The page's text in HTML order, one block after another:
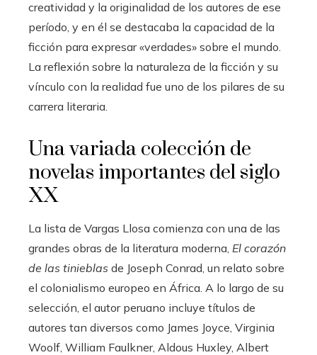
creatividad y la originalidad de los autores de ese
período, y en él se destacaba la capacidad de la
ficción para expresar «verdades» sobre el mundo.
La reflexión sobre la naturaleza de la ficción y su
vínculo con la realidad fue uno de los pilares de su
carrera literaria.
Una variada colección de
novelas importantes del siglo
XX
La lista de Vargas Llosa comienza con una de las
grandes obras de la literatura moderna, El corazón
de las tinieblas de Joseph Conrad, un relato sobre
el colonialismo europeo en África. A lo largo de su
selección, el autor peruano incluye títulos de
autores tan diversos como James Joyce, Virginia
Woolf, William Faulkner, Aldous Huxley, Albert